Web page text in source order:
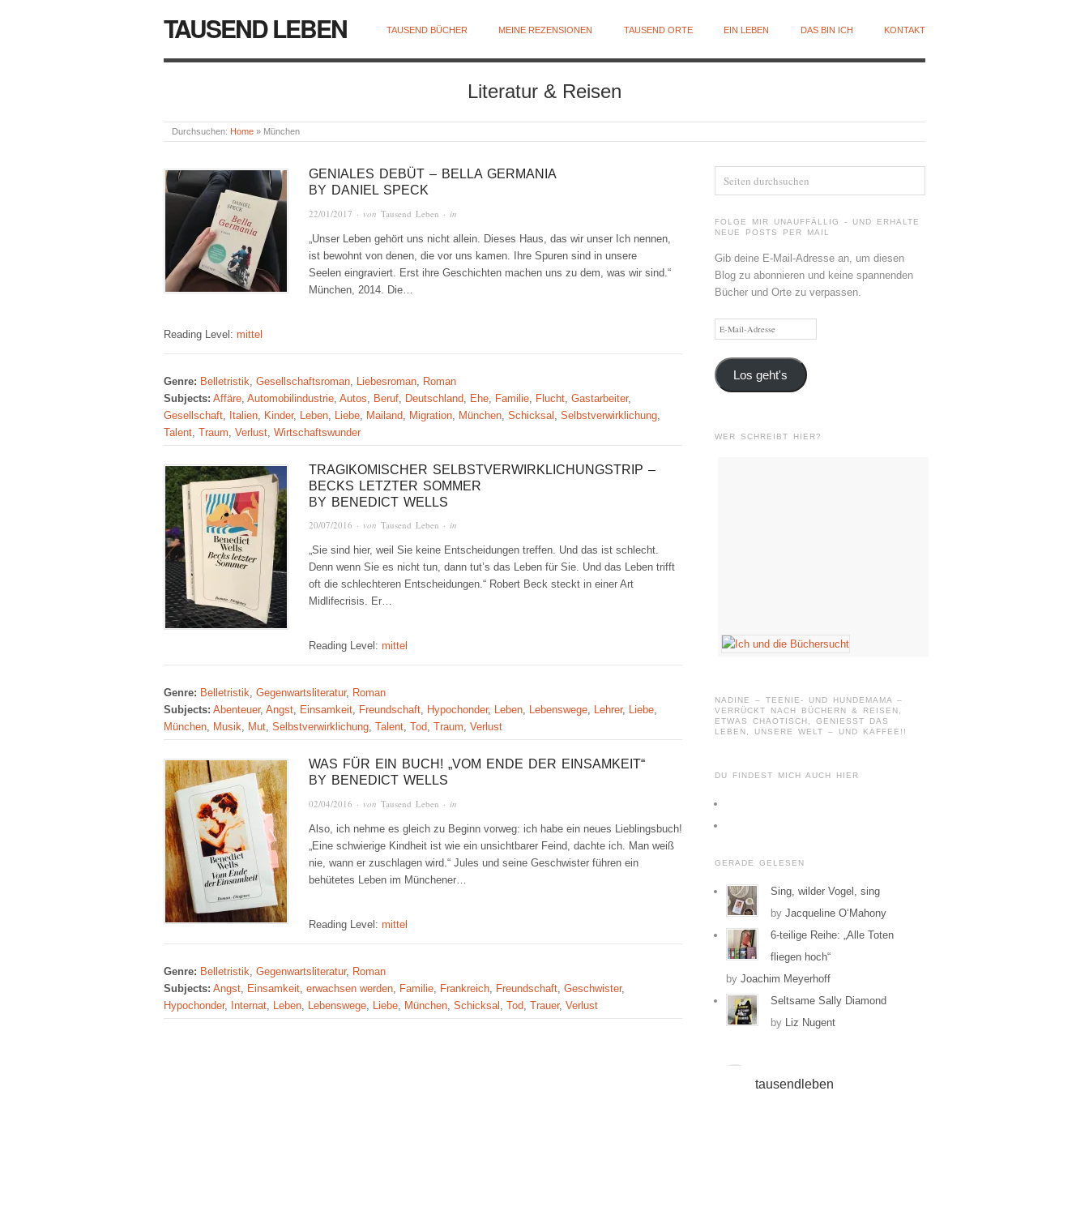
TAUSEND LEBEN TAUSEND BÜCHER MEINE REZENSIONEN TAUSEND ORTE EIN LEBEN DAS BIN ICH KONTAKT
Literatur & Reisen
Durchsuchen: Home » München
GENIALES DEBÜT – BELLA GERMANIA
BY DANIEL SPECK
22/01/2017 · von Tausend Leben · in
„Unser Leben gehört uns nicht allein. Dieses Haus, das wir unser Ich nennen,
ist bewohnt von denen, die vor uns kamen. Ihre Spuren sind in unsere
Seelen eingraviert. Erst ihre Geschichten machen uns zu dem, was wir sind.“
München, 2014. Die…
Reading Level: mittel
Genre: Belletristik Gesellschaftsroman Liebesroman Roman
Subjects: Affäre Automobilindustrie Autos Beruf Deutschland Ehe Familie Flucht Gastarbeiter,
Gesellschaft Italien Kinder, Leben Liebe Mailand Migration München Schicksal Selbstverwirklichung
Talent Traum Verlust Wirtschaftswunder
TRAGIKOMISCHER SELBSTVERWIRKLICHUNGSTRIP –
BECKS LETZTER SOMMER
BY BENEDICT WELLS
20/07/2016 · von Tausend Leben · in
„Sie sind hier, weil Sie keine Entscheidungen treffen. Und das ist schlecht.
Denn wenn Sie es nicht tun, dann tut’s das Leben für Sie. Und das Leben trifft
oft die schlechteren Entscheidungen.“ Robert Beck steckt in einer Art
Midlifecrisis. Er…
Reading Level: mittel
Genre: Belletristik, Gegenwartsliteratur, Roman
Subjects: Abenteuer, Angst, Einsamkeit, Freundschaft, Hypochonder, Leben, Lebenswege, Lehrer, Liebe,
München, Musik, Mut, Selbstverwirklichung, Talent, Tod, Traum, Verlust
WAS FÜR EIN BUCH! „VOM ENDE DER EINSAMKEIT“
BY BENEDICT WELLS
02/04/2016 · von Tausend Leben · in
Also, ich nehme es gleich zu Beginn vorweg: ich habe ein neues Lieblingsbuch!
„Eine schwierige Kindheit ist wie ein unsichtbarer Feind, dachte ich. Man weiß
nie, wann er zuschlagen wird.“ Jules und seine Geschwister führen ein
behütetes Leben im Münchener…
Reading Level: mittel
Genre: Belletristik Gegenwartsliteratur, Roman
Subjects: Angst Einsamkeit erwachsen werden Familie Frankreich Freundschaft Geschwister,
Hypochonder, Internat Leben Lebenswege Liebe München Schicksal Tod Trauer, Verlust
FOLGE MIR UNAUFFÄLLIG - UND ERHALTE
NEUE POSTS PER MAIL
Gib deine E-Mail-Adresse an, um diesen
Blog zu abonnieren und keine spannenden
Bücher und Orte zu verpassen.
E-
Mail-
Adresse
Los geht's
WER SCHREIBT HIER?
NADINE – TEENIE- UND HUNDEMAMA –
VERRÜCKT NACH BÜCHERN & REISEN,
ETWAS CHAOTISCH, GENIESST DAS L
EBEN, UNSERE WELT – UND KAFFEE!!
DU FINDEST MICH AUCH HIER
auf
Facebook
anzeigen
tausendleben
auf
Instagram
anzeigen
GERADE GELESEN
Sing, wilder Vogel, sing
by Jacqueline O‘Mahony
6-teilige Reihe: „Alle Toten
fliegen hoch“
by Joachim Meyerhoff
Seltsame Sally Diamond
by Liz Nugent
tausendleben